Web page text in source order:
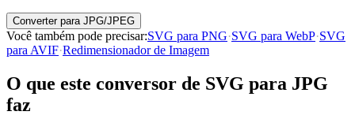
Converter para JPG/JPEG
Você também pode precisar:SVG para PNG·SVG para WebP·SVG
para AVIF·Redimensionador de Imagem
O que este conversor de SVG para JPG
faz